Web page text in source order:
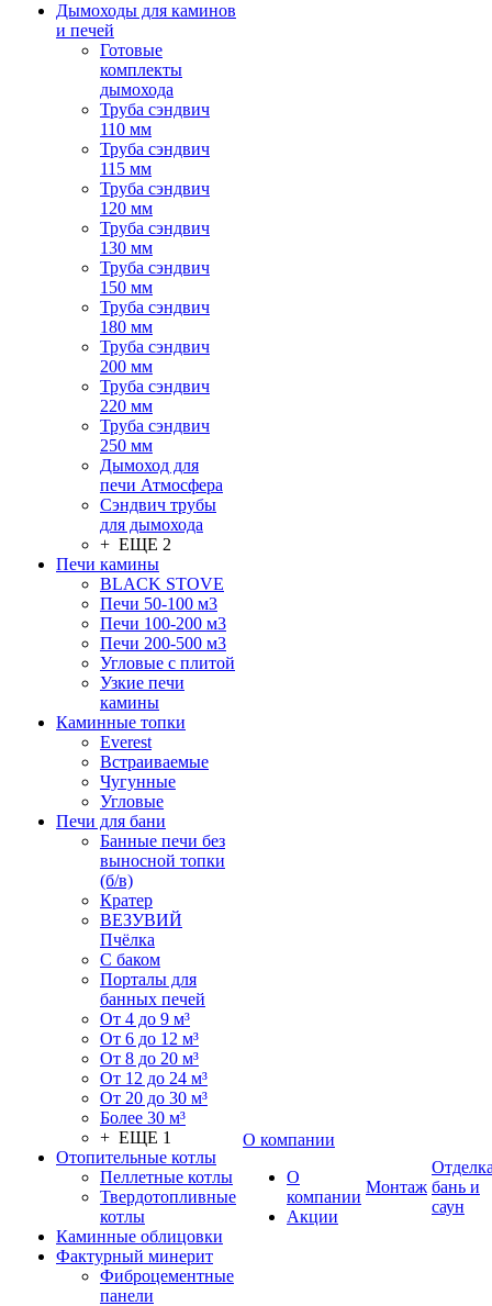
Дымоходы для каминов
и печей
Готовые
комплекты
дымохода
Труба сэндвич
110 мм
Труба сэндвич
115 мм
Труба сэндвич
120 мм
Труба сэндвич
130 мм
Труба сэндвич
150 мм
Труба сэндвич
180 мм
Труба сэндвич
200 мм
Труба сэндвич
220 мм
Труба сэндвич
250 мм
Дымоход для
печи Атмосфера
Сэндвич трубы
для дымохода
+ ЕЩЕ 2
Печи камины
BLACK STOVE
Печи 50-100 м3
Печи 100-200 м3
Печи 200-500 м3
Угловые с плитой
Узкие печи
камины
Каминные топки
Everest
Встраиваемые
Чугунные
Угловые
Печи для бани
Банные печи без
выносной топки
(б/в)
Кратер
ВЕЗУВИЙ
Пчёлка
С баком
Порталы для
банных печей
От 4 до 9 м³
От 6 до 12 м³
От 8 до 20 м³
От 12 до 24 м³
От 20 до 30 м³
Более 30 м³
+ ЕЩЕ 1
Отопительные котлы
Пеллетные котлы
Твердотопливные
котлы
Каминные облицовки
Фактурный минерит
Фиброцементные
панели
О компании
О
компании
Акции
Монтаж бань и
саун